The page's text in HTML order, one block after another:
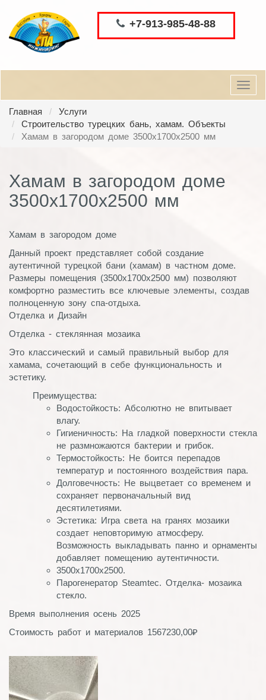
+7-913-985-48-88
Главная
Услуги
Строительство турецких бань, хамам. Объекты
Хамам в загородом доме 3500х1700х2500 мм
Хамам в загородом доме
3500х1700х2500 мм
Хамам в загородом доме
Данный проект представляет собой создание
аутентичной турецкой бани (хамам) в частном доме.
Размеры помещения (3500х1700х2500 мм) позволяют
комфортно разместить все ключевые элементы, создав
полноценную зону спа-отдыха.
Отделка и Дизайн
Отделка - стеклянная мозаика
Это классический и самый правильный выбор для
хамама, сочетающий в себе функциональность и
эстетику.
Преимущества:
Водостойкость: Абсолютно не впитывает
влагу.
Гигиеничность: На гладкой поверхности стекла
не размножаются бактерии и грибок.
Термостойкость: Не боится перепадов
температур и постоянного воздействия пара.
Долговечность: Не выцветает со временем и
сохраняет первоначальный вид
десятилетиями.
Эстетика: Игра света на гранях мозаики
создает неповторимую атмосферу.
Возможность выкладывать панно и орнаменты
добавляет помещению аутентичности.
3500х1700х2500.
Парогенератор Steamtec. Отделка- мозаика
стекло.
Время выполнения осень 2025
Стоимость работ и материалов 1567230,00₽